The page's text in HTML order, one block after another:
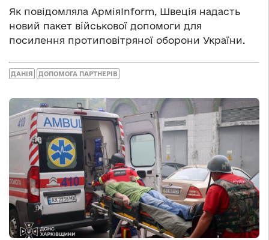
Як повідомляла АрміяInform, Швеція надасть
новий пакет військової допомоги для
посилення протиповітряної оборони України.
ДАНІЯ ДОПОМОГА ПАРТНЕРІВ